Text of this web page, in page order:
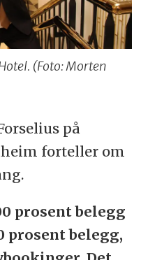
(Foto: Morten
på
forteller om
prosent belegg
prosent belegg,